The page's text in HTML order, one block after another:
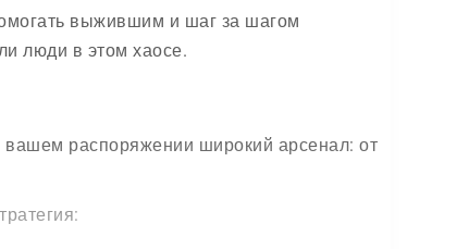
выжившим и шаг за шагом
люди в этом хаосе.
распоряжении широкий арсенал: от